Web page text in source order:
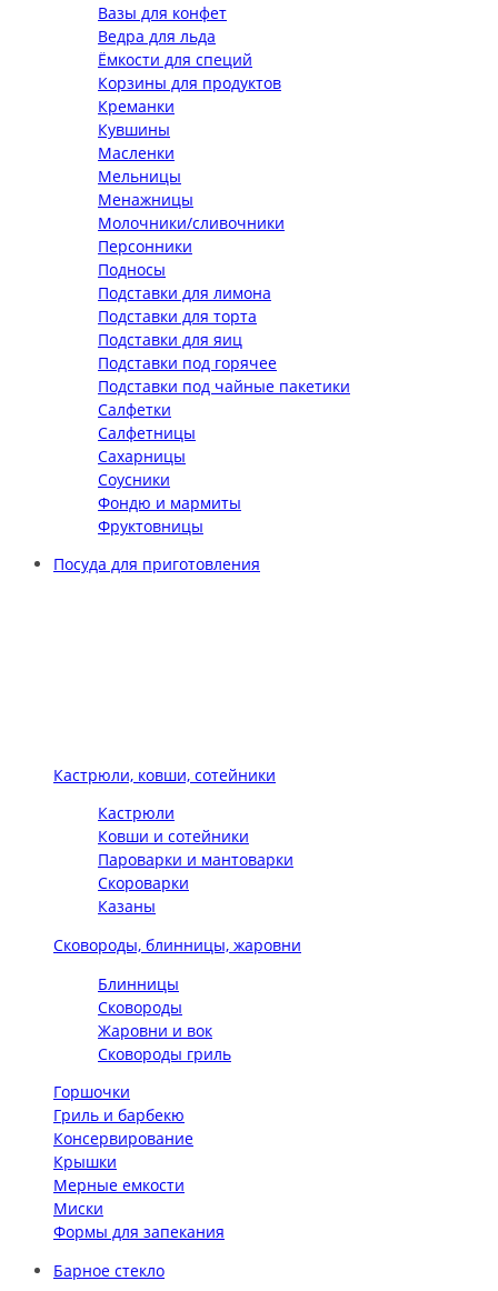
Вазы для конфет
Ведра для льда
Ёмкости для специй
Корзины для продуктов
Креманки
Кувшины
Масленки
Мельницы
Менажницы
Молочники/сливочники
Персонники
Подносы
Подставки для лимона
Подставки для торта
Подставки для яиц
Подставки под горячее
Подставки под чайные пакетики
Салфетки
Салфетницы
Сахарницы
Соусники
Фондю и мармиты
Фруктовницы
Посуда для приготовления
Кастрюли, ковши, сотейники
Кастрюли
Ковши и сотейники
Пароварки и мантоварки
Скороварки
Казаны
Сковороды, блинницы, жаровни
Блинницы
Сковороды
Жаровни и вок
Сковороды гриль
Горшочки
Гриль и барбекю
Консервирование
Крышки
Мерные емкости
Миски
Формы для запекания
Барное стекло